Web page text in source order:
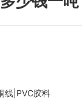
线|PVC胶料